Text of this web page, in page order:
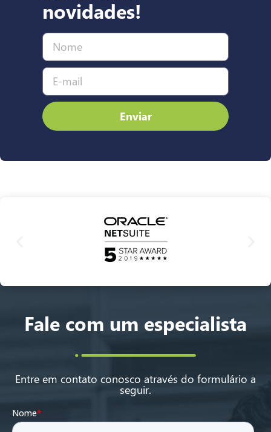
novidades!
Enviar
Fale com um especialista
Entre em contato conosco através do formulário a
seguir.